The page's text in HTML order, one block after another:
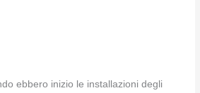
ebbero inizio le installazioni degli